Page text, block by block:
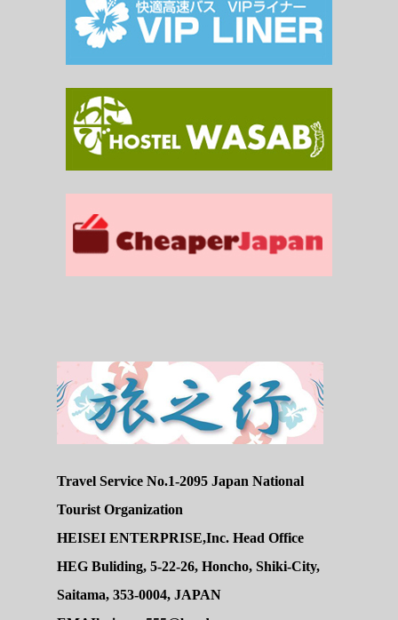
Travel Service No.1-2095 Japan National
Tourist Organization
HEISEI ENTERPRISE,Inc. Head Office
HEG Buliding, 5-22-26, Honcho, Shiki-City,
Saitama, 353-0004, JAPAN